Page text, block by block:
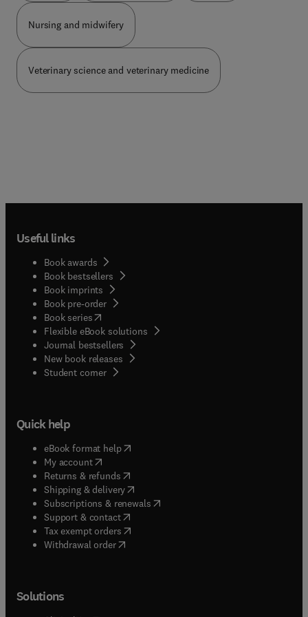
diagnostic différentiel selon la médecine chinoise
;• la mise en rapport avec le diagnostic différentiel
occidental ;• des cas cliniques ;• des aspects de
pronostic et de prévention.Cette nouvelle édition,
tout en couleurs, est enrichie de conseils cliniques
ainsi que de photographies supplémentaires qui
renforcent le caractère pratique et pédagogique de
cet ouvrage.
Nursing and midwifery
Veterinary science and veterinary medicine
Useful links
Book awards
Book bestsellers
Book imprints
Book pre-order
Book series(opens in new tab/window
Flexible eBook solutions
Journal bestsellers
New book releases
Student corner( opens in new tab/window
Quick help
eBook format help( opens in new tab/window
My account( opens in new tab/window
Returns & refunds( opens in new tab/window
Shipping & delivery(opens in new tab/window
Subscriptions & renewals( opens in new tab/window
Support & contact( opens in new tab/window
Tax exempt orders( opens in new tab/window
Withdrawal order
Solutions